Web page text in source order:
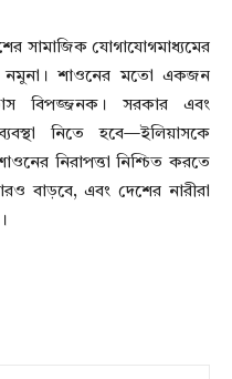
সামাজিক যোগাযোগমাধ্যমের
নমুনা। শাওনের মতো একজন
বিপজ্জনক। সরকার এবং
নিতে হবে—ইলিয়াসকে
নিরাপত্তা নিশ্চিত করতে
বাড়বে, এবং দেশের নারীরা